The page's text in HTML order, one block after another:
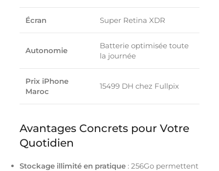
Écran Super Retina XDR
Autonomie
Batterie optimisée toute
la journée
Prix iPhone
Maroc
15499 DH chez Fullpix
Avantages Concrets pour Votre
Quotidien
Stockage illimité en pratique : 256Go permettent